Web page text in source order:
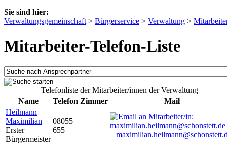
Sie sind hier:
Verwaltungsgemeinschaft > Bürgerservice > Verwaltung >
Mitarbeiter-Telefon-Liste
Telefonliste der Mitarbeiter/innen der Verwaltung
Name
Telefon Zimmer
Mail
Heilmann
Maximilian
Erster
Bürgermeister
08055
655